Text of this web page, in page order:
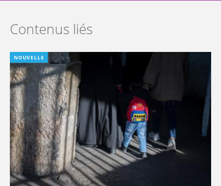
Contenus liés
NOUVELLE